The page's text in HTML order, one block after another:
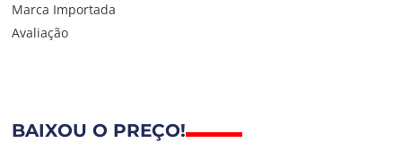
Marca Importada
Avaliação
BAIXOU O PREÇO!